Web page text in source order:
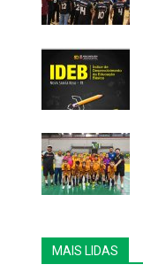
MAIS LIDAS